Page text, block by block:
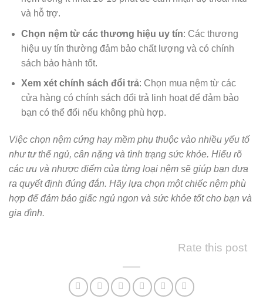
và hỗ trợ.
Chọn nệm từ các thương hiệu uy tín: Các thương
hiệu uy tín thường đảm bảo chất lượng và có chính
sách bảo hành tốt.
Xem xét chính sách đổi trả: Chọn mua nệm từ các
cửa hàng có chính sách đổi trả linh hoạt để đảm bảo
bạn có thể đổi nếu không phù hợp.
Việc chọn nệm cứng hay mềm phụ thuộc vào nhiều yếu tố
như tư thế ngủ, cân nặng và tình trạng sức khỏe. Hiểu rõ
các ưu và nhược điểm của từng loại nệm sẽ giúp bạn đưa
ra quyết định đúng đắn. Hãy lựa chọn một chiếc nệm phù
hợp để đảm bảo giấc ngủ ngon và sức khỏe tốt cho bạn và
gia đình.
Rate this post